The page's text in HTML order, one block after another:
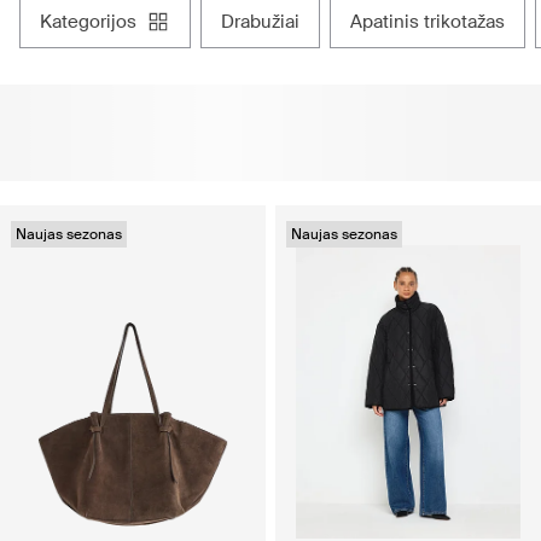
kategorijos drabužiai apatinis trikotažas
Naujas sezonas Naujas sezonas